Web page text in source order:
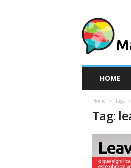
i
r
HOME
Home Tags
Tag: